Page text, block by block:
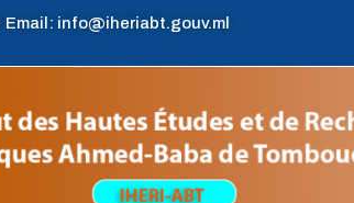
Email: info@iheriabt.gouv.ml